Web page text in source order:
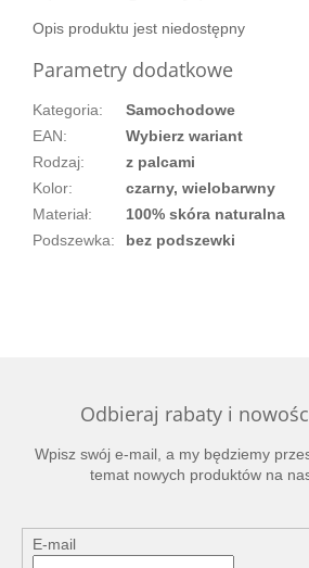
Opis produktu jest niedostępny
Parametry dodatkowe
Kategoria:
Samochodowe
EAN:
Wybierz wariant
Rodzaj:
z palcami
Kolor:
czarny, wielobarwny
Materiał:
100% skóra naturalna
Podszewka: bez podszewki
Odbieraj rabaty i
Wpisz swój e-mail, a my będziemy
temat nowych produktów na
E-mail